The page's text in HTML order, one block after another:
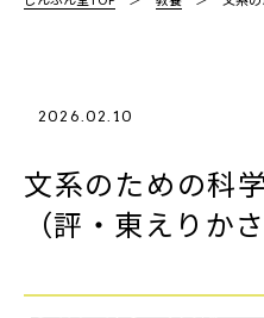
2026.02.10
文系のための科
（評・東えりかさ